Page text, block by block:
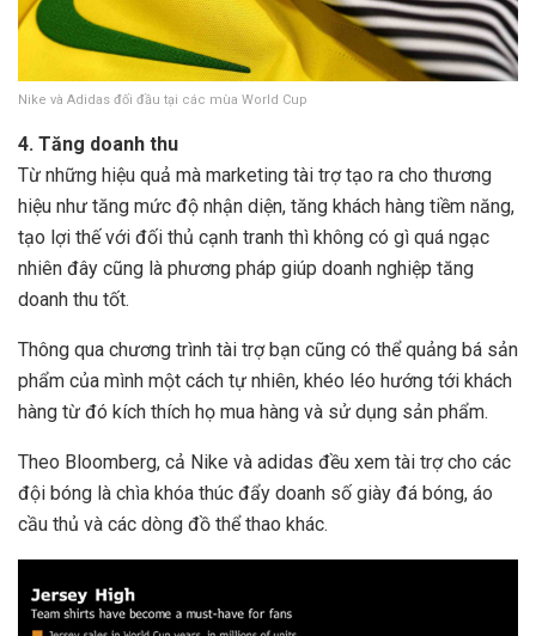
Nike và Adidas đối đầu tại các mùa World Cup
4. Tăng doanh thu
Từ những hiệu quả mà marketing tài trợ tạo ra cho thương
hiệu như tăng mức độ nhận diện, tăng khách hàng tiềm năng,
tạo lợi thế với đối thủ cạnh tranh thì không có gì quá ngạc
nhiên đây cũng là phương pháp giúp doanh nghiệp tăng
doanh thu tốt.
Thông qua chương trình tài trợ bạn cũng có thể quảng bá sản
phẩm của mình một cách tự nhiên, khéo léo hướng tới khách
hàng từ đó kích thích họ mua hàng và sử dụng sản phẩm.
Theo Bloomberg, cả Nike và adidas đều xem tài trợ cho các
đội bóng là chìa khóa thúc đẩy doanh số giày đá bóng, áo
cầu thủ và các dòng đồ thể thao khác.